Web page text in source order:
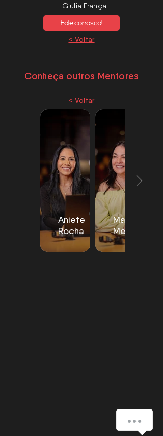
Giulia França
Fale conosco!
< Voltar
Conheça outros Mentores
< Voltar
Aniete
Rocha
Margíria
Mercia